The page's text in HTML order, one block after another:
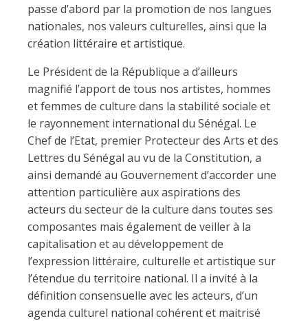
passe d’abord par la promotion de nos langues
nationales, nos valeurs culturelles, ainsi que la
création littéraire et artistique.
Le Président de la République a d’ailleurs
magnifié l’apport de tous nos artistes, hommes
et femmes de culture dans la stabilité sociale et
le rayonnement international du Sénégal. Le
Chef de l’Etat, premier Protecteur des Arts et des
Lettres du Sénégal au vu de la Constitution, a
ainsi demandé au Gouvernement d’accorder une
attention particulière aux aspirations des
acteurs du secteur de la culture dans toutes ses
composantes mais également de veiller à la
capitalisation et au développement de
l’expression littéraire, culturelle et artistique sur
l’étendue du territoire national. Il a invité à la
définition consensuelle avec les acteurs, d’un
agenda culturel national cohérent et maitrisé